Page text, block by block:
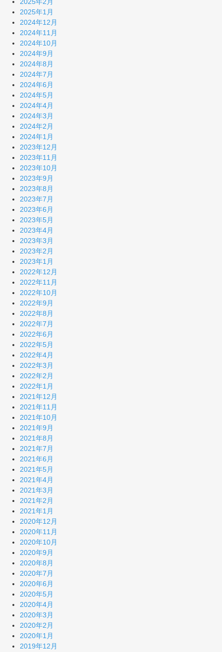
2025年2月
2025年1月
2024年12月
2024年11月
2024年10月
2024年9月
2024年8月
2024年7月
2024年6月
2024年5月
2024年4月
2024年3月
2024年2月
2024年1月
2023年12月
2023年11月
2023年10月
2023年9月
2023年8月
2023年7月
2023年6月
2023年5月
2023年4月
2023年3月
2023年2月
2023年1月
2022年12月
2022年11月
2022年10月
2022年9月
2022年8月
2022年7月
2022年6月
2022年5月
2022年4月
2022年3月
2022年2月
2022年1月
2021年12月
2021年11月
2021年10月
2021年9月
2021年8月
2021年7月
2021年6月
2021年5月
2021年4月
2021年3月
2021年2月
2021年1月
2020年12月
2020年11月
2020年10月
2020年9月
2020年8月
2020年7月
2020年6月
2020年5月
2020年4月
2020年3月
2020年2月
2020年1月
2019年12月